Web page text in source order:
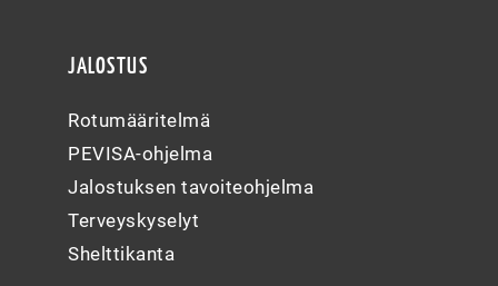
JALOSTUS
Rotumääritelmä
PEVISA-ohjelma
Jalostuksen tavoiteohjelma
Terveyskyselyt
Shelttikanta